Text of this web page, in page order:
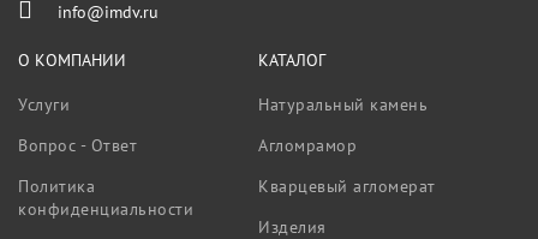
info@imdv.ru
О КОМПАНИИ
Услуги
Вопрос - Ответ
Политика
конфиденциальности
КАТАЛОГ
Натуральный камень
Агломрамор
Кварцевый агломерат
Изделия